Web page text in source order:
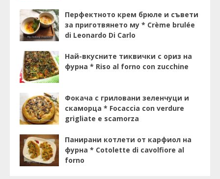
Перфектното крем брюле и съвети
за приготвянето му * Crème brulée
di Leonardo Di Carlo
Най-вкусните тиквички с ориз на
фурна * Riso al forno con zucchine
Фокача с гриловани зеленчуци и
скаморца * Focaccia con verdure
grigliate e scamorza
Панирани котлети от карфиол на
фурна * Cotolette di cavolfiore al
forno